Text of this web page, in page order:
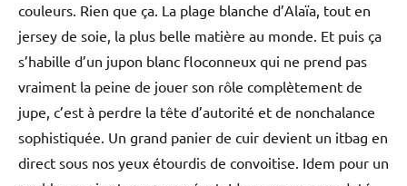
couleurs. Rien que ça. La plage blanche d’Alaïa, tout en
jersey de soie, la plus belle matière au monde. Et puis ça
s’habille d’un jupon blanc floconneux qui ne prend pas
vraiment la peine de jouer son rôle complètement de
jupe, c’est à perdre la tête d’autorité et de nonchalance
sophistiquée. Un grand panier de cuir devient un itbag en
direct sous nos yeux étourdis de convoitise. Idem pour un